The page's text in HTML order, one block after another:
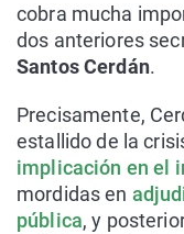
cobra mucha
dos anteriores
Santos Cerdán.
Precisamente,
estallido de la
implicación en el
mordidas en
pública, y